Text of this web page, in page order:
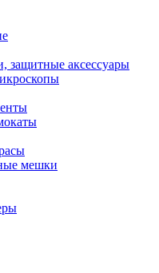
защитные аксессуары
мешки